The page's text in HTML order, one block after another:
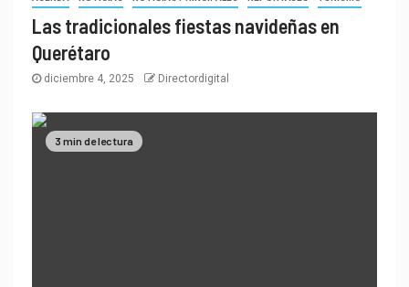
Las tradicionales fiestas navideñas en
Querétaro
diciembre 4, 2025 Directordigital
3 min de lectura